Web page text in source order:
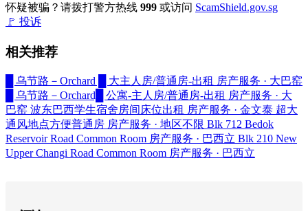
怀疑被骗？请拨打警方热线 999 或访问 ScamShield.gov.sg
🚩 投诉
相关推荐
█ 乌节路－Orchard █ 大主人房/普通房-出租 房产服务 · 大巴窑
█ 乌节路－Orchard█ 公寓-主人房/普通房-出租 房产服务 · 大
巴窑 波东巴西学生宿舍房间床位出租 房产服务 · 金文泰 超大
通风地点方便普通房 房产服务 · 地区不限 Blk 712 Bedok
Reservoir Road Common Room 房产服务 · 巴西立 Blk 210 New
Upper Changi Road Common Room 房产服务 · 巴西立